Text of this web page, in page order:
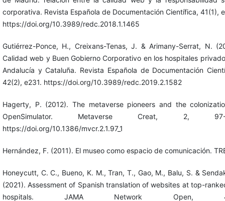
corporativa. Revista Española de Documentación Científica, 41(1),
https://doi.org/10.3989/redc.2018.1.1465
Gutiérrez-Ponce, H., Creixans-Tenas, J. & Arimany-Serrat, N.
Calidad web y Buen Gobierno Corporativo en los hospitales
Andalucía y Cataluña. Revista Española de Documentación
42(2), e231. https://doi.org/10.3989/redc.2019.2.1582
Hagerty, P. (2012). The metaverse pioneers and the
OpenSimulator. Metaverse Creat, 2, 97-
https://doi.org/10.1386/mvcr.2.1.97_1
Hernández, F. (2011). El museo como espacio de comunicación.
Honeycutt, C. C., Bueno, K. M., Tran, T., Gao, M., Balu, S. &
(2021). Assessment of Spanish translation of websites at top-
hospitals. JAMA Network Open,